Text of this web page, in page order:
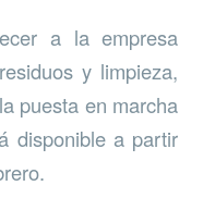
a la empresa
y limpieza,
puesta en marcha
disponible a partir